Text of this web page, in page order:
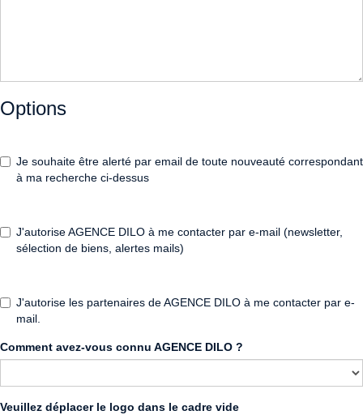
Options
Je souhaite être alerté par email de toute nouveauté correspondant
à ma recherche ci-dessus
J'autorise AGENCE DILO à me contacter par e-mail (newsletter,
sélection de biens, alertes mails)
J'autorise les partenaires de AGENCE DILO à me contacter par e-
mail.
Comment avez-vous connu AGENCE DILO ?
Veuillez déplacer le logo dans le cadre vide